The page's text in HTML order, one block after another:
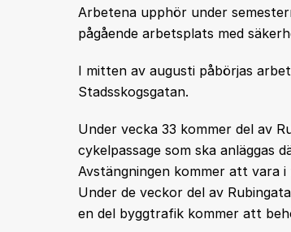
Arbetena upphör under
pågående arbetsplats med
I mitten av augusti påbörjas
Stadsskogsgatan.
Under vecka 33 kommer del av
cykelpassage som ska anläggas
Avstängningen kommer att vara
Under de veckor del av
en del byggtrafik kommer att